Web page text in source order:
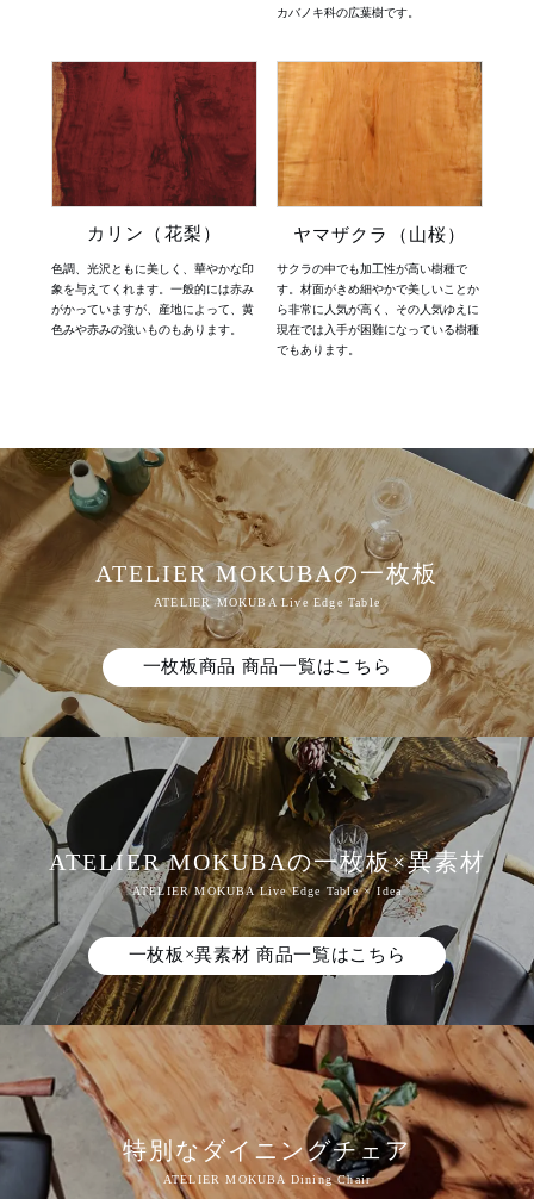
カバノキ科の広葉樹です。
カリン（花梨）
色調、光沢ともに美しく、華やかな印
象を与えてくれます。一般的には赤み
がかっていますが、産地によって、黄
色みや赤みの強いものもあります。
ヤマザクラ（山桜）
サクラの中でも加工性が高い樹種で
す。材面がきめ細やかで美しいことか
ら非常に人気が高く、その人気ゆえに
現在では入手が困難になっている樹種
でもあります。
ATELIER MOKUBAの一枚板
一枚板商品 商品一覧はこちら
ATELIER MOKUBAの一枚板×異素材
一枚板×異素材 商品一覧はこちら
特別なダイニングチェア